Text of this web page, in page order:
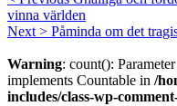
vinna världen
Next > Påminda om det
Warning: count():
implements Countable in /
includes/class-wp-